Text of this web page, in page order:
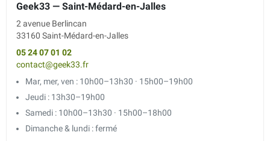
Geek33 — Saint-Médard-en-Jalles
2 avenue Berlincan
33160 Saint-Médard-en-Jalles
05 24 07 01 02
contact@geek33.fr
Mar, mer, ven : 10h00–13h30 · 15h00–19h00
Jeudi : 13h30–19h00
Samedi : 10h00–13h30 · 15h00–18h00
Dimanche & lundi : fermé